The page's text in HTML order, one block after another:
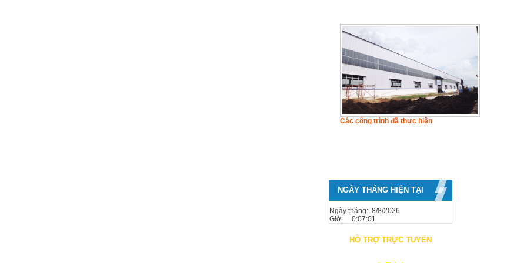
Các công trình đã thực hiện
NGÀY THÁNG HIỆN TẠI
Ngày tháng: 8/8/2026
Giờ:
0:07:03
HỖ TRỢ TRỰC TUYẾN